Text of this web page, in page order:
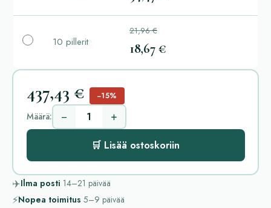
10 pillerit
21,96 €
18,67 €
437,43 € −15%
Määrä: − +
🛒 Lisää ostoskoriin
✈️Ilma posti 14–21 päivää
⚡Nopea toimitus 5–9 päivää